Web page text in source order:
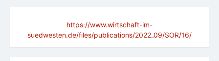
https://www.wirtschaft-im-
suedwesten.de/files/publications/2022_09/SOR/16/